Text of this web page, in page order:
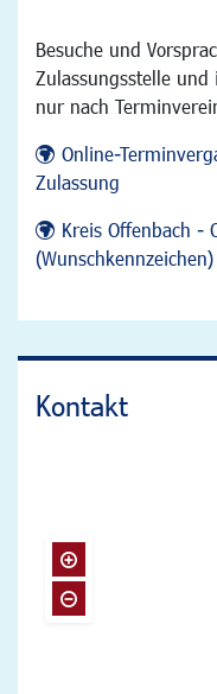
Besuche und
Zulassungsstelle
nur nach
Online-
Zulassung
Kreis Offenbach -
(Wunschkennzeichen)
Kontakt